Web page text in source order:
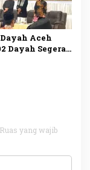
Aceh
Dayah Segera
Ruas yang wajib